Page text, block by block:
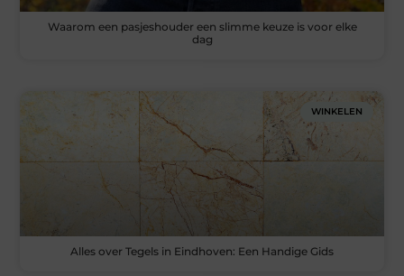
Waarom een pasjeshouder een slimme keuze is voor elke
dag
WINKELEN
Alles over Tegels in Eindhoven: Een Handige Gids